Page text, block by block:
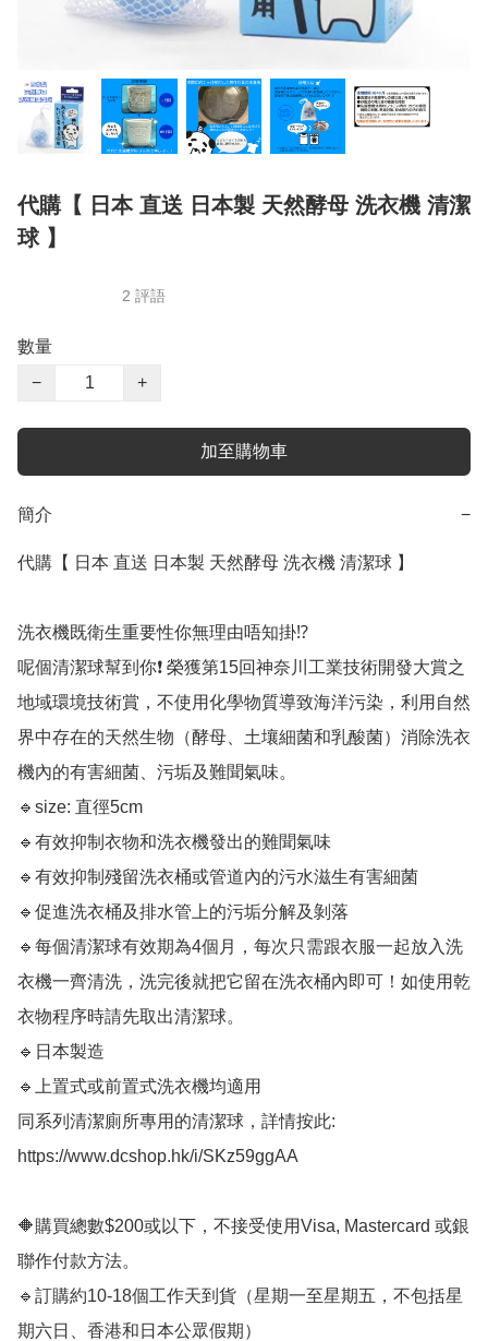
代購【 日本 直送 日本製 天然酵母 洗衣機 清潔
球 】
2 評語
數量
−
+
加至購物車
簡介 −
代購【 日本 直送 日本製 天然酵母 洗衣機 清潔球 】﻿
洗衣機既衛生重要性你無理由唔知掛⁉️
呢個清潔球幫到你❗️ 榮獲第15回神奈川工業技術開發大賞之
地域環境技術賞，不使用化學物質導致海洋污染，利用自然
界中存在的天然生物（酵母、土壤細菌和乳酸菌）消除洗衣
機內的有害細菌、污垢及難聞氣味。
🔹size: 直徑5cm
🔹有效抑制衣物和洗衣機發出的難聞氣味
🔹有效抑制殘留洗衣桶或管道內的污水滋生有害細菌
🔹促進洗衣桶及排水管上的污垢分解及剝落
🔹每個清潔球有效期為4個月，每次只需跟衣服一起放入洗
衣機一齊清洗，洗完後就把它留在洗衣桶內即可！如使用乾
衣物程序時請先取出清潔球。
🔹日本製造
🔹上置式或前置式洗衣機均適用
同系列清潔廁所專用的清潔球，詳情按此:
https://www.dcshop.hk/i/SKz59ggAA
🔶購買總數$200或以下，不接受使用Visa, Mastercard 或銀
聯作付款方法。
🔹訂購約10-18個工作天到貨（星期一至星期五，不包括星
期六日、香港和日本公眾假期）